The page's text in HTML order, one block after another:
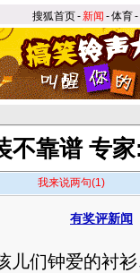
搜狐首页-新闻 -体育-
不靠谱 专
我来说两句(1)
有奖评新闻
们钟爱的衬衫